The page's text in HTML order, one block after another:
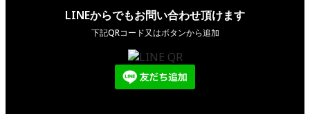
LINEからでもお問い合わせ頂けます
下記QRコード又はボタンから追加